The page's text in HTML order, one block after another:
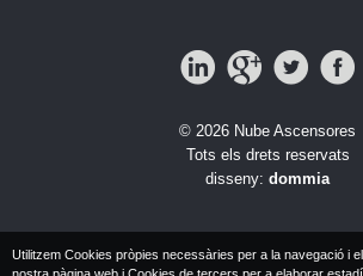
© 2026 Nube Ascensores
Tots els drets reservats
disseny: dommia
Utilitzem Cookies pròpies necessàries per a la navegació i